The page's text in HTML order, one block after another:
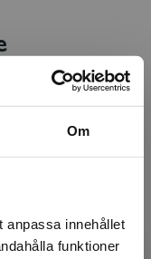
Om
anpassa innehållet
funktioner